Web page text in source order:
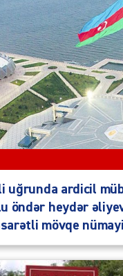
uğrunda ardicil
öndər heydər
mövqe